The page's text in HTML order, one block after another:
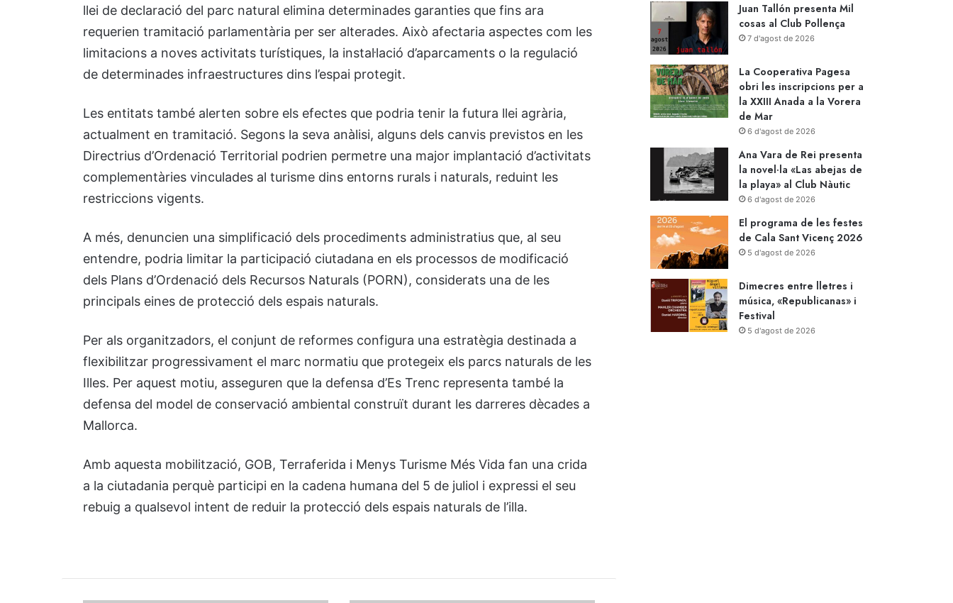
llei de declaració del parc natural elimina determinades garanties que fins ara
requerien tramitació parlamentària per ser alterades. Això afectaria aspectes com les
limitacions a noves activitats turístiques, la instal·lació d’aparcaments o la regulació
de determinades infraestructures dins l’espai protegit.
Les entitats també alerten sobre els efectes que podria tenir la futura llei agrària,
actualment en tramitació. Segons la seva anàlisi, alguns dels canvis previstos en les
Directrius d’Ordenació Territorial podrien permetre una major implantació d’activitats
complementàries vinculades al turisme dins entorns rurals i naturals, reduint les
restriccions vigents.
A més, denuncien una simplificació dels procediments administratius que, al seu
entendre, podria limitar la participació ciutadana en els processos de modificació
dels Plans d’Ordenació dels Recursos Naturals (PORN), considerats una de les
principals eines de protecció dels espais naturals.
Per als organitzadors, el conjunt de reformes configura una estratègia destinada a
flexibilitzar progressivament el marc normatiu que protegeix els parcs naturals de les
Illes. Per aquest motiu, asseguren que la defensa d’Es Trenc representa també la
defensa del model de conservació ambiental construït durant les darreres dècades a
Mallorca.
Amb aquesta mobilització, GOB, Terraferida i Menys Turisme Més Vida fan una crida
a la ciutadania perquè participi en la cadena humana del 5 de juliol i expressi el seu
rebuig a qualsevol intent de reduir la protecció dels espais naturals de l’illa.
Juan Tallón presenta Mil
cosas al Club Pollença
7 d'agost de 2026
La Cooperativa Pagesa
obri les inscripcions per a
la XXIII Anada a la Vorera
de Mar
6 d'agost de 2026
Ana Vara de Rei presenta
la novel·la «Las abejas de
la playa» al Club Nàutic
6 d'agost de 2026
El programa de les festes
de Cala Sant Vicenç 2026
5 d'agost de 2026
Dimecres entre lletres i
música, «Republicanas» i
Festival
5 d'agost de 2026